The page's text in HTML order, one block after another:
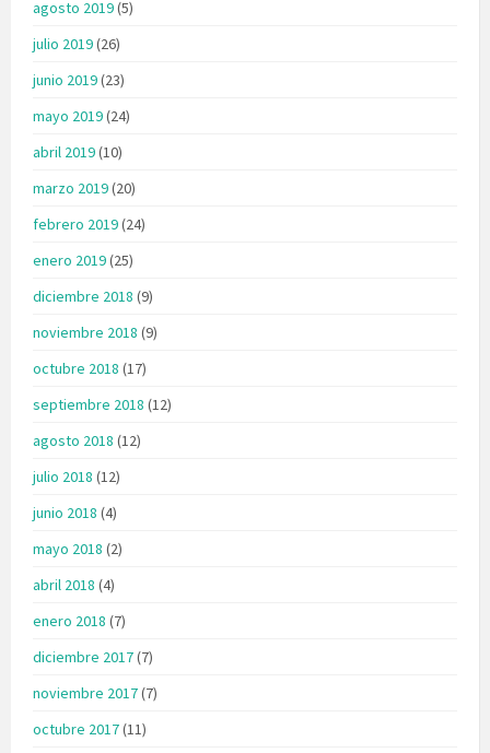
agosto 2019(5)
julio 2019(26)
junio 2019(23)
mayo 2019(24)
abril 2019(10)
marzo 2019(20)
febrero 2019(24)
enero 2019(25)
diciembre 2018 (9)
noviembre 2018 (9)
octubre 2018 (17)
septiembre 2018 (12)
agosto 2018 (12)
julio 2018 (12)
junio 2018 (4)
mayo 2018 (2)
abril 2018 (4)
enero 2018 (7)
diciembre 2017(7)
noviembre 2017(7)
octubre 2017(11)